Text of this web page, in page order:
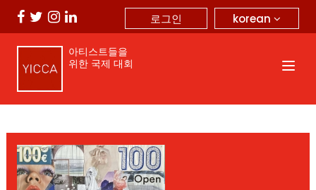
korean
로그인
아티스트들을
위한 국제 대회